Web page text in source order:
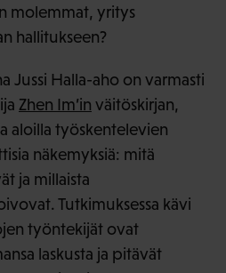
molemmat, yritys
hallitukseen?
Jussi Halla-aho on varmasti
Zhen Im’in väitöskirjan,
aloilla työskentelevien
näkemyksiä: mitä
ja millaista
Tutkimuksessa kävi
työntekijät ovat
laskusta ja pitävät